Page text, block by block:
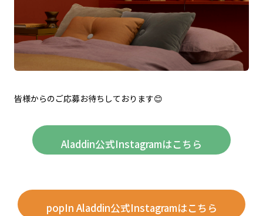
皆様からのご応募お待ちしております😊
Aladdin公式Instagramはこちら
popIn Aladdin公式Instagramはこちら